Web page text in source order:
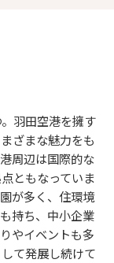
羽田空港を擁す
ざまな魅力をも
周辺は国際的な
ともなっていま
が多く、住環境
持ち、中小企業
やイベントも多
て発展し続けて